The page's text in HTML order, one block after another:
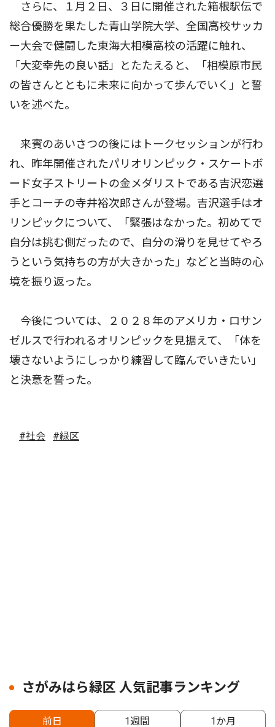
さらに、１月２日、３日に開催された箱根駅伝で
総合優勝を果たした青山学院大学、全国高校サッカ
ー大会で健闘した東海大相模高校の活躍に触れ、
「大変幸先の良い話」とたたえると、「相模原市民
の皆さんとともに未来に向かって歩んでいく」と誓
いを述べた。
来賓のあいさつの後にはトークセッションが行わ
れ、昨年開催されたパリオリンピック・スケートボ
ード女子ストリートの金メダリストである吉沢恋選
手とコーチの寺井裕次郎さんが登場。吉沢選手はオ
リンピックについて、「緊張はなかった。初めてで
自分は挑む側だったので、自分の滑りを見せてやろ
うという気持ちの方が大きかった」などと当時の心
境を振り返った。
今後については、２０２８年のアメリカ・ロサン
ゼルスで行われるオリンピックを見据えて、「体を
壊さないようにしっかり練習して臨んでいきたい」
と決意を誓った。
#社会 #緑区
さがみはら緑区 人気記事ランキング
前日 1週間 1か月